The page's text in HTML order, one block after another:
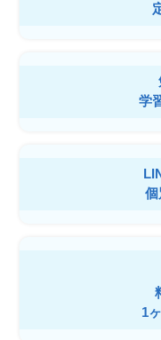
学
個
1